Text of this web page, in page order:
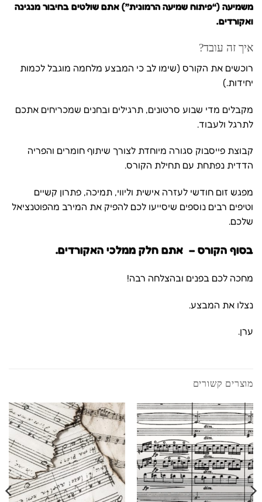
משמיעה (“פיתוח שמיעה הרמונית”) אתם שולטים בחיבור מנגינה
ואקורדים.
איך זה עובד?
רוכשים את הקורס (שימו לב כי המבצע מלחמה מוגבל לכמות
יחידות.)
מקבלים מדי שבוע סרטונים, תרגילים ובחנים שמכריחים אתכם
לתרגל ולעבוד.
קבוצת פייסבוק סגורה מיוחדת לצורך שיתוף חומרים והפריה
הדדית נפתחת עם תחילת הקורס.
מפגש זום חודשי לעזרה אישית וליווי, תמיכה, פתרון קשיים
וטיפים רבים נוספים שיסייעו לכם להפיק את המירב מהפוטנציאל
שלכם.
בסוף הקורס – אתם חלק ממלכי האקורדים.
מחכה לכם בפנים ובהצלחה רבה!
נצלו את המבצע.
ערן.
מוצרים קשורים